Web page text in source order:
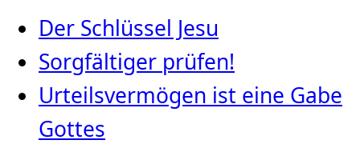
Der Schlüssel Jesu
Sorgfältiger prüfen!
Urteilsvermögen ist eine Gabe
Gottes